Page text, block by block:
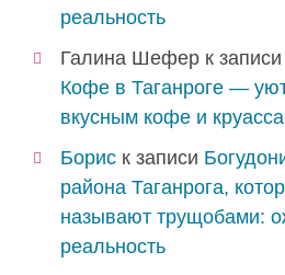
реальность
Галина Шефер к записи
Кофе в Таганроге —
вкусным кофе и
Борис к записи
района Таганрога,
называют трущобами:
реальность